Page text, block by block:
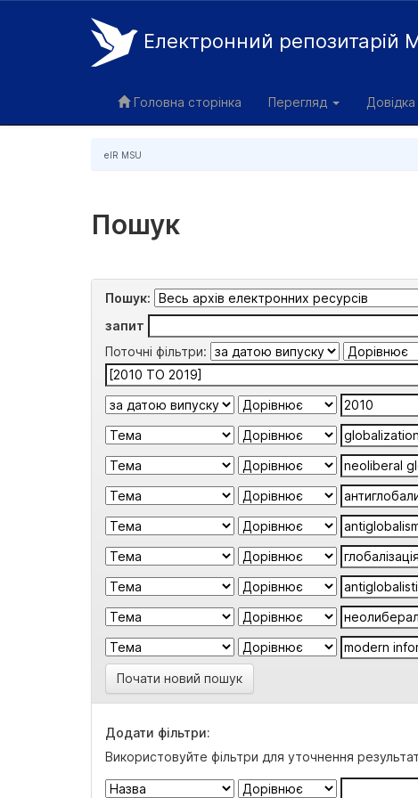
Електронний репозитарій
Головна сторінка Перегляд Довідка
eIR MSU
Пошук
Пошук:
запит
Поточні фільтри:
Почати новий пошук
Додати фільтри:
Використовуйте фільтри для уточнення